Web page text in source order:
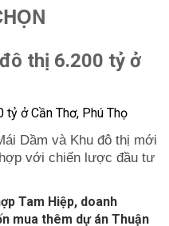
thị 6.200 tỷ ở
Dầm và Khu đô thị mới
với chiến lược đầu tư
Tam Hiệp, doanh
mua thêm dự án Thuận